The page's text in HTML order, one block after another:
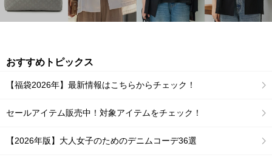
おすすめトピックス
【福袋2026年】最新情報はこちらからチェック！
セールアイテム販売中！対象アイテムをチェック！
【2026年版】大人女子のためのデニムコーデ36選